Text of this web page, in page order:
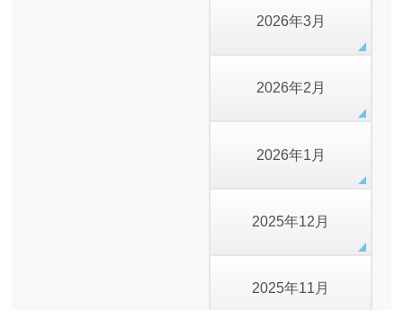
2026年3月
2026年2月
2026年1月
2025年12月
2025年11月